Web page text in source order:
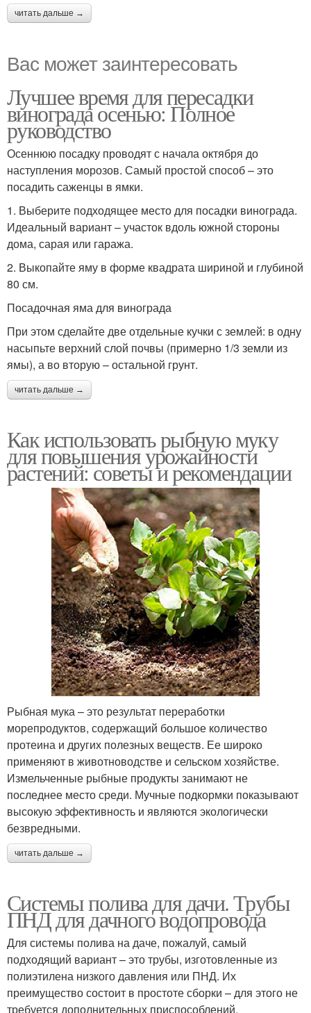
читать дальше →
Вас может заинтересовать
Лучшее время для пересадки
винограда осенью: Полное
руководство
Осеннюю посадку проводят с начала октября до
наступления морозов. Самый простой способ – это
посадить саженцы в ямки.
1. Выберите подходящее место для посадки винограда.
Идеальный вариант – участок вдоль южной стороны
дома, сарая или гаража.
2. Выкопайте яму в форме квадрата шириной и глубиной
80 см.
Посадочная яма для винограда
При этом сделайте две отдельные кучки с землей: в одну
насыпьте верхний слой почвы (примерно 1/3 земли из
ямы), а во вторую – остальной грунт.
читать дальше →
Как использовать рыбную муку
для повышения урожайности
растений: советы и рекомендации
Рыбная мука – это результат переработки
морепродуктов, содержащий большое количество
протеина и других полезных веществ. Ее широко
применяют в животноводстве и сельском хозяйстве.
Измельченные рыбные продукты занимают не
последнее место среди. Мучные подкормки показывают
высокую эффективность и являются экологически
безвредными.
читать дальше →
Системы полива для дачи. Трубы
ПНД для дачного водопровода
Для системы полива на даче, пожалуй, самый
подходящий вариант – это трубы, изготовленные из
полиэтилена низкого давления или ПНД. Их
преимущество состоит в простоте сборки – для этого не
требуется дополнительных приспособлений.